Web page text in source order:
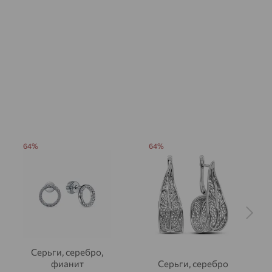
Серьги, серебро,
фианит
64%
Серьги, серебро
64%